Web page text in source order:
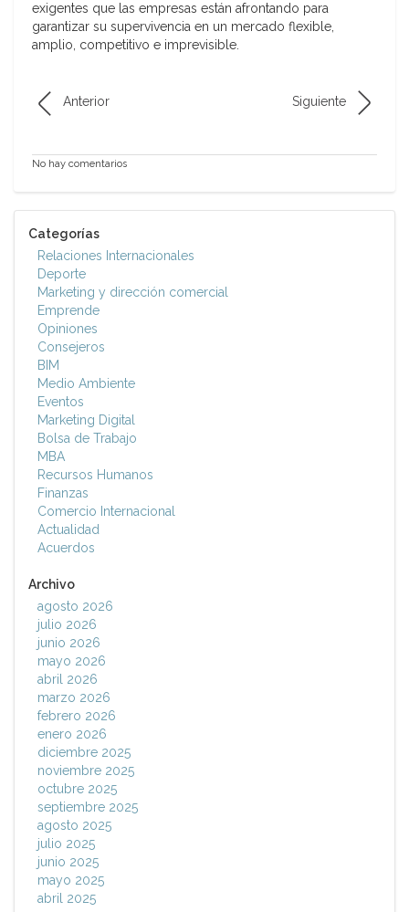
exigentes que las empresas están afrontando para
garantizar su supervivencia en un mercado flexible,
amplio, competitivo e imprevisible.
Anterior Siguiente
No hay comentarios
Categorías
Relaciones Internacionales
Deporte
Marketing y dirección comercial
Emprende
Opiniones
Consejeros
BIM
Medio Ambiente
Eventos
Marketing Digital
Bolsa de Trabajo
MBA
Recursos Humanos
Finanzas
Comercio Internacional
Actualidad
Acuerdos
Archivo
agosto 2026
julio 2026
junio 2026
mayo 2026
abril 2026
marzo 2026
febrero 2026
enero 2026
diciembre 2025
noviembre 2025
octubre 2025
septiembre 2025
agosto 2025
julio 2025
junio 2025
mayo 2025
abril 2025